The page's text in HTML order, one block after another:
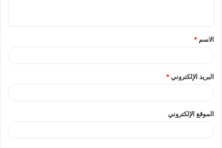
ق
*
الاسم *
البريد الإلكتروني*
الموقع الإلكتروني